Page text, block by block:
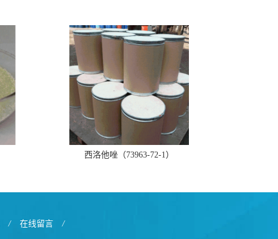
西洛他唑（73963-72-1）
/ 在线留言 /